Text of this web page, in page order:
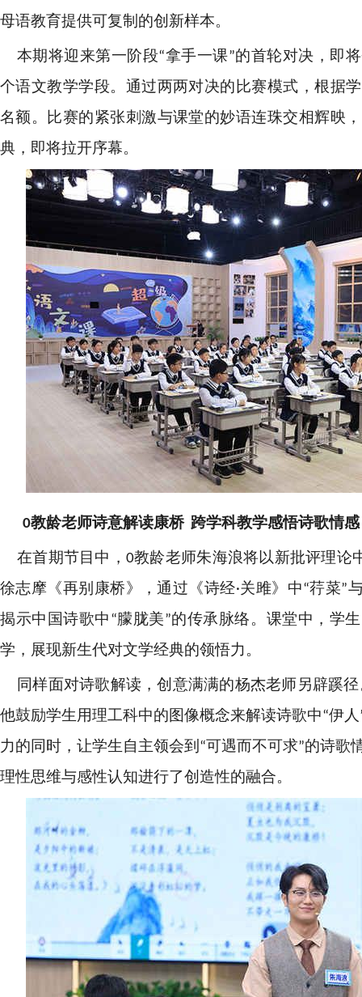
母语教育提供可复制的创新样本。
本期将迎来第一阶段“拿手一课”的首轮对决，即
个语文教学学段。通过两两对决的比赛模式，根据
名额。比赛的紧张刺激与课堂的妙语连珠交相辉映
典，即将拉开序幕。
0教龄老师诗意解读康桥 跨学科教学感悟诗歌情感
在首期节目中，0教龄老师朱海浪将以新批评理论
徐志摩《再别康桥》，通过《诗经·关雎》中“荇菜”
揭示中国诗歌中“朦胧美”的传承脉络。课堂中，学
学，展现新生代对文学经典的领悟力。
同样面对诗歌解读，创意满满的杨杰老师另辟蹊
他鼓励学生用理工科中的图像概念来解读诗歌中“伊
力的同时，让学生自主领会到“可遇而不可求”的诗歌
理性思维与感性认知进行了创造性的融合。